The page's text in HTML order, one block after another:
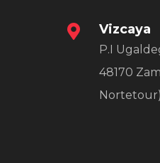
Vizcaya
P.I
48170
Nortetour)